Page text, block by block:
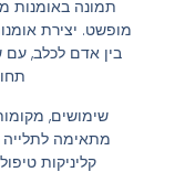
הגדלת גופן
גופן קריא
ניגודיות בהירה
ניגודיות כהה
הוסף קו תחתון
תמונה באומנות
מופשט. יצירת
בין אדם לכלב, עם
שימושים,
מתאימה לתלייה
קליניקות